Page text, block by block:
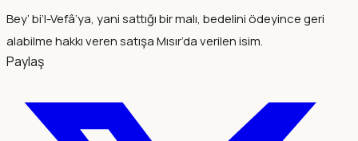
Bey’ bi’l-Vefâ’ya, yani sattığı bir malı, bedelini ödeyince geri
alabilme hakkı veren satışa Mısır’da verilen isim.
Paylaş